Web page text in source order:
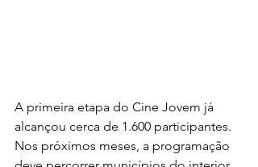
A primeira etapa do Cine Jovem já
alcançou cerca de 1.600 participantes.
Nos próximos meses, a programação